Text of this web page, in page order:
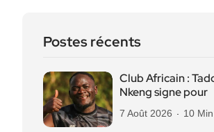
Postes récents
Club Africain :
Nkeng signe pour
7 Août 2026 10